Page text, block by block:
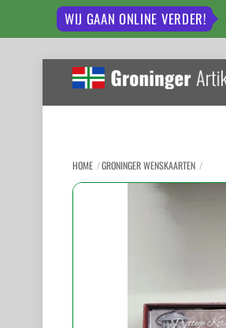
WIJ GAAN ONLINE VERDER!
HOME GRONINGER WENSKAARTEN